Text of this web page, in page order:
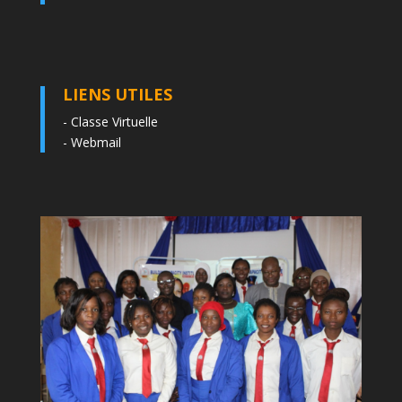
LIENS UTILES
- Classe Virtuelle
- Webmail